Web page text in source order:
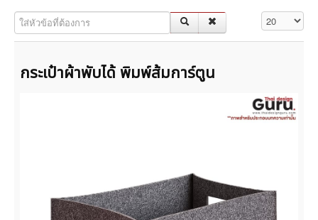
ใส่หัวข้อที่ต้องการ แสดง #
กระเป๋าผ้าพับได้ พิมพ์ส้มการ์ตูน